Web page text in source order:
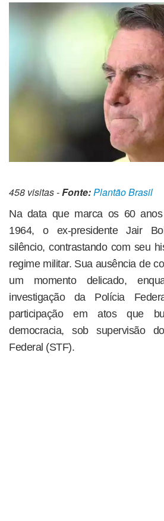
458 visitas -Fonte:Plantão Brasil
Na data que marca os 60
1964, o ex-presidente Jair
silêncio, contrastando com seu
regime militar. Sua ausência de
um momento delicado,
investigação da Polícia
participação em atos que
democracia, sob supervisão
Federal (STF).